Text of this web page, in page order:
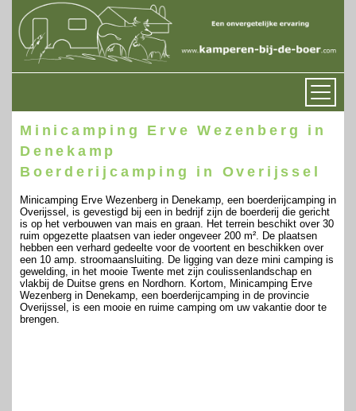
Minicamping Erve Wezenberg in
Denekamp
Boerderijcamping in Overijssel
Minicamping Erve Wezenberg in Denekamp, een boerderijcamping in
Overijssel, is gevestigd bij een in bedrijf zijn de boerderij die gericht
is op het verbouwen van mais en graan. Het terrein beschikt over 30
ruim opgezette plaatsen van ieder ongeveer 200 m². De plaatsen
hebben een verhard gedeelte voor de voortent en beschikken over
een 10 amp. stroomaansluiting. De ligging van deze mini camping is
gewelding, in het mooie Twente met zijn coulissenlandschap en
vlakbij de Duitse grens en Nordhorn. Kortom, Minicamping Erve
Wezenberg in Denekamp, een boerderijcamping in de provincie
Overijssel, is een mooie en ruime camping om uw vakantie door te
brengen.